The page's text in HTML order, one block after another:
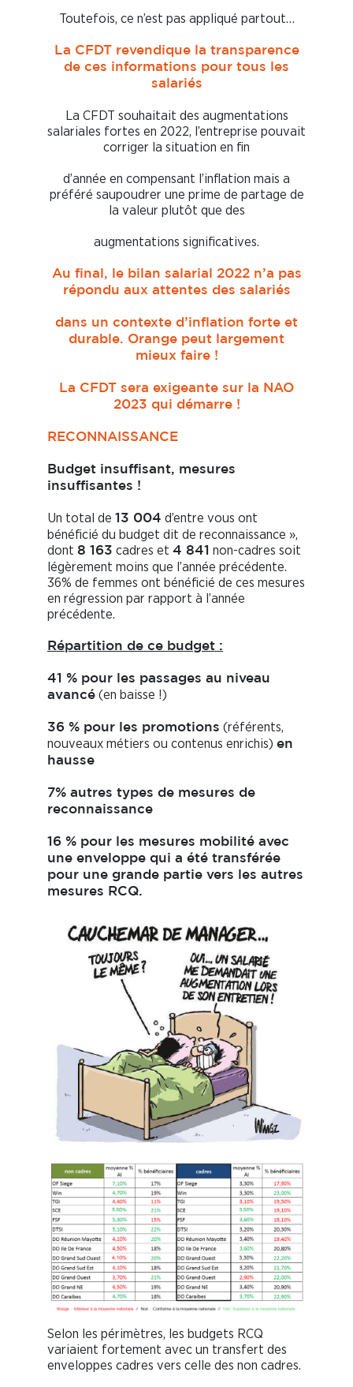
Toutefois, ce n’est pas appliqué partout…
La CFDT revendique la transparence
de ces informations pour tous les
salariés
La CFDT souhaitait des augmentations
salariales fortes en 2022, l’entreprise pouvait
corriger la situation en fin
d’année en compensant l’inflation mais a
préféré saupoudrer une prime de partage de
la valeur plutôt que des
augmentations significatives.
Au final, le bilan salarial 2022 n’a pas
répondu aux attentes des salariés
dans un contexte d’inflation forte et
durable. Orange peut largement
mieux faire !
La CFDT sera exigeante sur la NAO
2023 qui démarre !
RECONNAISSANCE
Budget insuffisant, mesures
insuffisantes !
Un total de 13 004 d’entre vous ont
bénéficié du budget dit de reconnaissance »,
dont 8 163 cadres et 4 841 non-cadres soit
légèrement moins que l’année précédente.
36% de femmes ont bénéficié de ces mesures
en régression par rapport à l’année
précédente.
Répartition de ce budget :
41 % pour les passages au niveau
avancé (en baisse !)
36 % pour les promotions (référents,
nouveaux métiers ou contenus enrichis) en
hausse
7% autres types de mesures de
reconnaissance
16 % pour les mesures mobilité avec
une enveloppe qui a été transférée
pour une grande partie vers les autres
mesures RCQ.
Selon les périmètres, les budgets RCQ
variaient fortement avec un transfert des
enveloppes cadres vers celle des non cadres.